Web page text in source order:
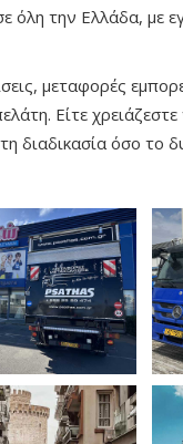
όλη την Ελλάδα, με
μεταφορές
Είτε
διαδικασία όσο το